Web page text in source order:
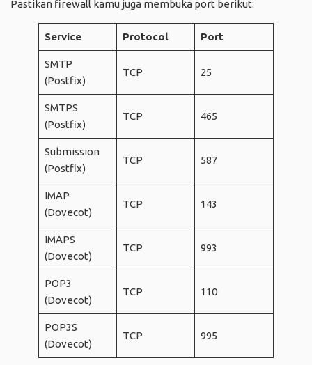
Pastikan firewall kamu juga membuka port berikut:
Service Protocol Port
SMTP
(Postfix)
TCP 25
SMTPS
(Postfix)
TCP 465
Submission
(Postfix)
TCP 587
IMAP
(Dovecot)
TCP 143
IMAPS
(Dovecot)
TCP 993
POP3
(Dovecot)
TCP 110
POP3S
(Dovecot)
TCP 995